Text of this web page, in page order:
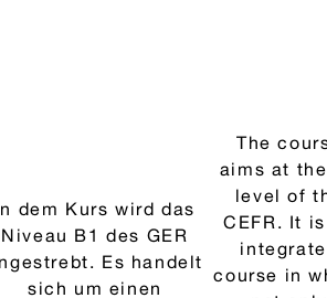
Redewendungen,
und Strukturen
in den Lehrbüchern
vorgegebenen
modern
practiced
trained in
form of